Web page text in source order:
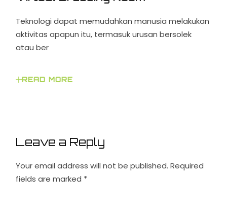
Teknologi dapat memudahkan manusia melakukan
aktivitas apapun itu, termasuk urusan bersolek
atau ber
READ MORE
Leave a Reply
Your email address will not be published. Required
fields are marked *